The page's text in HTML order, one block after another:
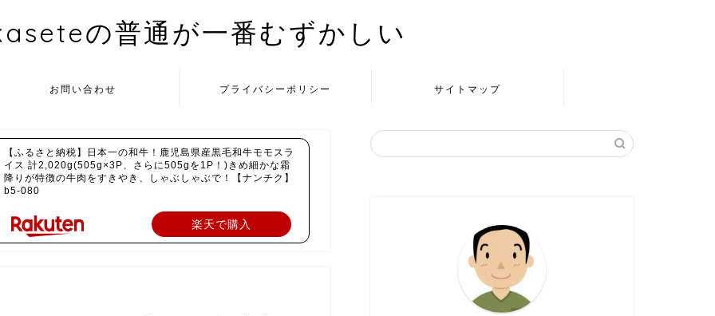
の普通が一番むずかしい
お問い合わせ プライバシーポリシー サイトマップ
【ふるさと納税】日本一の和牛！鹿児島県産黒毛和牛モモスラ
イス 計2,020g(505g×3P、さらに505gを1P！)きめ細かな霜
降りが特徴の牛肉をすきやき、しゃぶしゃぶで！【ナンチク】
b5-080
楽天で購入